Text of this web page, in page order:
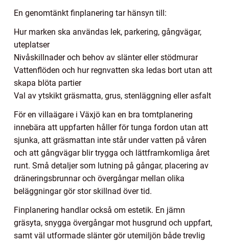
En genomtänkt finplanering tar hänsyn till:
Hur marken ska användas lek, parkering, gångvägar,
uteplatser
Nivåskillnader och behov av slänter eller stödmurar
Vattenflöden och hur regnvatten ska ledas bort utan att
skapa blöta partier
Val av ytskikt gräsmatta, grus, stenläggning eller asfalt
För en villaägare i Växjö kan en bra tomtplanering
innebära att uppfarten håller för tunga fordon utan att
sjunka, att gräsmattan inte står under vatten på våren
och att gångvägar blir trygga och lättframkomliga året
runt. Små detaljer som lutning på gångar, placering av
dräneringsbrunnar och övergångar mellan olika
beläggningar gör stor skillnad över tid.
Finplanering handlar också om estetik. En jämn
gräsyta, snygga övergångar mot husgrund och uppfart,
samt väl utformade slänter gör utemiljön både trevlig